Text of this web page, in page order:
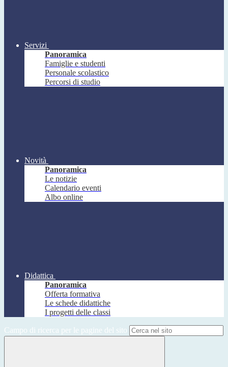
Servizi
Panoramica
Famiglie e studenti
Personale scolastico
Percorsi di studio
Novità
Panoramica
Le notizie
Calendario eventi
Albo online
Didattica
Panoramica
Offerta formativa
Le schede didattiche
I progetti delle classi
Campo di ricerca per le pagine del sito